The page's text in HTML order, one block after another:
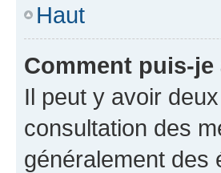
Haut
Comment puis-
Il peut y avoir
consultation des
généralement des